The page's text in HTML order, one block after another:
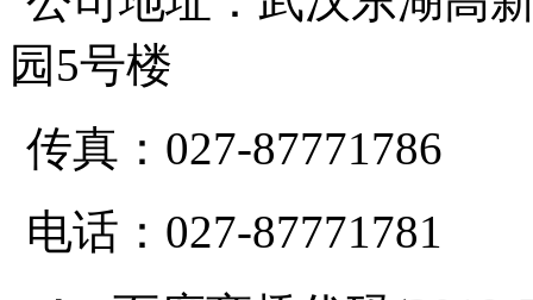
园5号楼
传真：027-87771786
电话：027-87771781